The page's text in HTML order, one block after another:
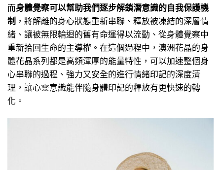
而身體覺察可以幫助我們逐步解鎖潛意識的自我保護機
制 ，將解離的身心狀態重新串聯、釋放被凍結的深層情
緒、讓被無限輪迴的舊有命運得以流動、從身體覺察中
重新拾回生命的主導權。在這個過程中，澳洲花晶的身
體花晶系列都是高頻渾厚的能量特性，可以加速整個身
心串聯的過程、強力又安全的進行情緒印記的深度清
理，讓心靈意識能伴隨身體印記的釋放有更快速的轉
化。